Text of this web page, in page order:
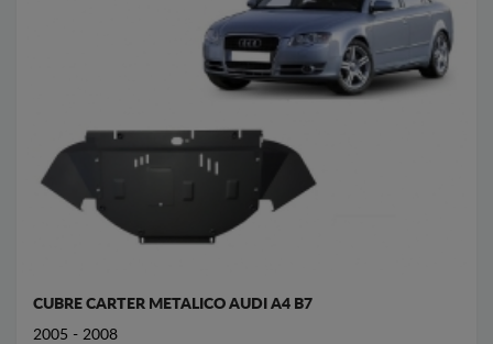
CUBRE CARTER METALICO AUDI A4 B7
2005 - 2008